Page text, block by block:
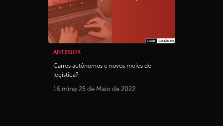
ANTERIOR
Carros autônomos e novos meios de
logística?
16 min 25 de Maio de 2022